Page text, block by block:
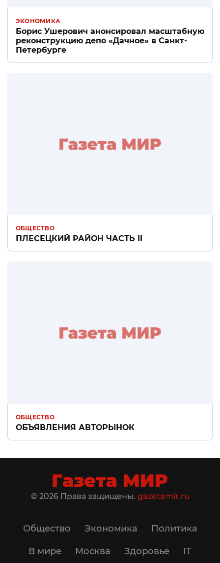
ЭКОНОМИКА
Борис Ушерович анонсировал масштабную
реконструкцию депо «Дачное» в Санкт-
Петербурге
ОБЩЕСТВО
ПЛЕСЕЦКИЙ РАЙОН ЧАСТЬ II
ОБЩЕСТВО
ОБЪЯВЛЕНИЯ АВТОРЫНОК
© 2026 Права защищены. gazetamir.ru
Общество Экономика Политика
В мире Москва Здоровье IT